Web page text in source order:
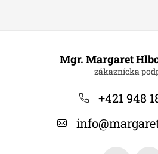
Mgr. Margaret
+421 948
info@